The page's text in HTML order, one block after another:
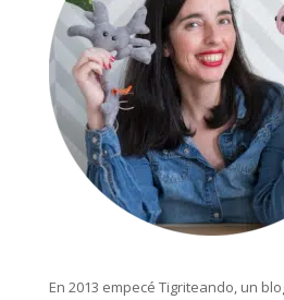
En 2013 empecé Tigriteando, un